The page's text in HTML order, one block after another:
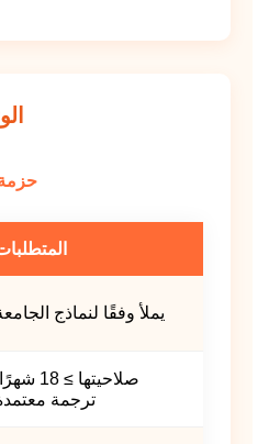
4.
4.1
يملأ وفقًا لنماذج
صلاحيتها ≥ 18
ترجمة